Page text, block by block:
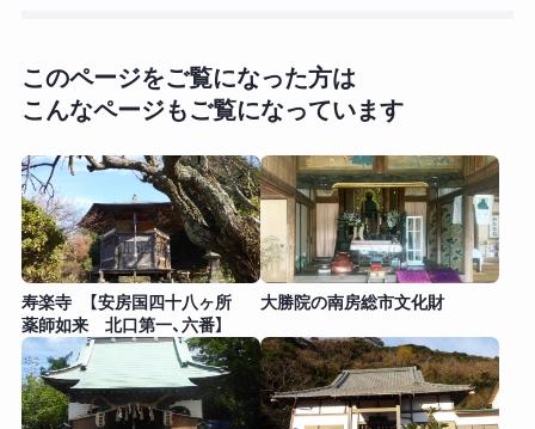
このページをご覧になった方は
こんなページもご覧になっています
寿楽寺 【安房国四十八ヶ所
薬師如来 北口第一、六番】
大勝院の南房総市文化財